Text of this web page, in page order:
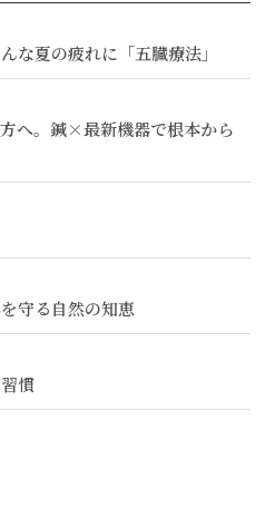
な夏の疲れに「五臓療法」
へ。鍼×最新機器で根本から
守る自然の知恵
慣